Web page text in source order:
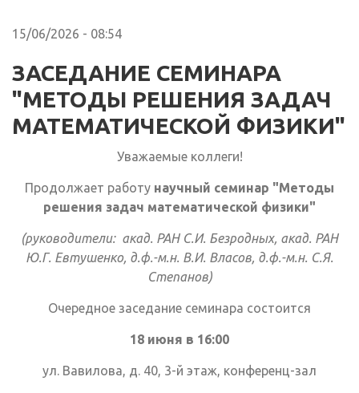
15/06/2026 - 08:54
ЗАСЕДАНИЕ СЕМИНАРА
"МЕТОДЫ РЕШЕНИЯ ЗАДАЧ
МАТЕМАТИЧЕСКОЙ ФИЗИКИ"
Уважаемые коллеги!
Продолжает работу научный семинар "Методы
решения задач математической физики"
(руководители: акад. РАН С.И. Безродных, акад. РАН
Ю.Г. Евтушенко, д.ф.-м.н. В.И. Власов, д.ф.-м.н. С.Я.
Степанов)
Очередное заседание семинара состоится
18 июня в 16:00
ул. Вавилова, д. 40, 3-й этаж, конференц-зал